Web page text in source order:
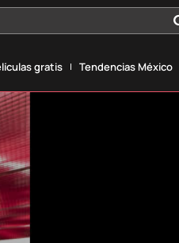
gratis Tendencias México